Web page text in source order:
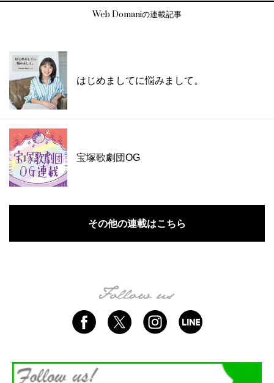
Web Domaniの連載記事
はじめましてに悩みまして。
宝塚歌劇団OG
その他の連載はこちら